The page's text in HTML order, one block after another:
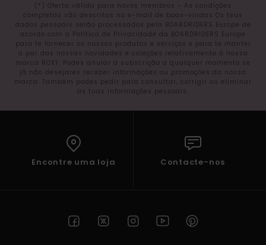
(*) Oferta válida para novos membros - As condições
completas são descritas no e-mail de boas-vindas Os teus
dados pessoais serão processados pela BOARDRIDERS Europe de
acordo com a Política de Privacidade da BOARDRIDERS Europe
para te fornecer os nossos produtos e serviços e para te manter
a par das nossas novidades e coleções relativamente à nossa
marca ROXY. Podes anular a subscrição a qualquer momento se
já não desejares receber informações ou promoções da nossa
marca. Também podes pedir para consultar, corrigir ou eliminar
as tuas informações pessoais.
Encontre uma loja Contacte-nos